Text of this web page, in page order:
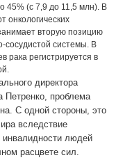
45% (с 7,9 до 11,5 млн). В
онкологических
вторую позицию
сосудистой системы. В
рака регистрируется в
директора
Петренко, проблема
С одной стороны, это
вследствие
людей
расцвете сил.